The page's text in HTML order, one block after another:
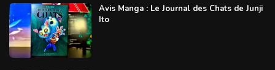
Avis Manga : Le Journal des Chats de Junji
Ito